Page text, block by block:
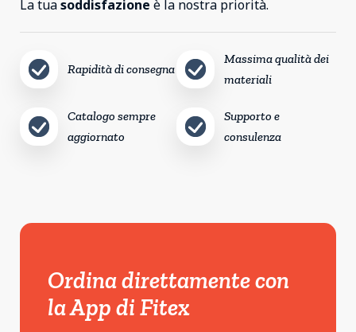
La tuasoddisfazione è la nostra priorità.
Rapidità di consegna
Massima qualità dei
materiali
Catalogo sempre
aggiornato
Supporto e
consulenza
Ordina direttamente con
la App di Fitex